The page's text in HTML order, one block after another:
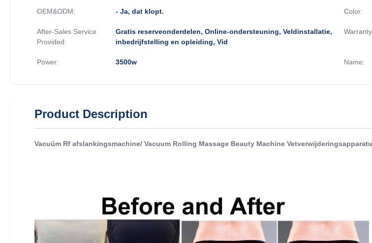
OEM&ODM: - Ja, dat klopt. Color:
After-Sales Service
Provided:
Gratis reserveonderdelen, Online-ondersteuning, Veldinstallatie,
inbedrijfstelling en opleiding, Vid
Power: 3500w Name:
Product Description
Vacuüm Rf afslankingsmachine/ Vacuum Rolling Massage Beauty Machine